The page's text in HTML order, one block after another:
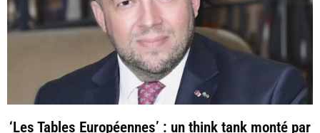
‘Les Tables Européennes’ : un think tank monté par